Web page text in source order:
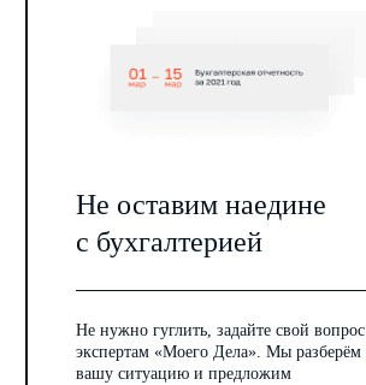
Не оставим наедине
с бухгалтерией
Не нужно гуглить, задайте свой вопрос
экспертам «Моего Дела». Мы разберём
вашу ситуацию и предложим